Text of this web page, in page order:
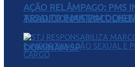
TRADICIONAIS
DOMINAM SP
AÇÃO RELÂMPAGO: PMS
ASSALTO E MATAM DOIS